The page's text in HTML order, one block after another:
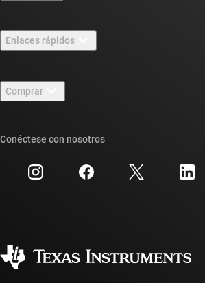
Carreras laborales
Sala de redacción
Eventos
Relaciones con los inversionistas
Enlaces rápidos
Foros de soporte de diseño de TI E2E™
Búsqueda de referencias cruzadas
Centro de atención al cliente
Preguntas frecuentes sobre la cuenta myTI
Comprar
Preguntas frecuentes sobre pedidos
Conéctese con nosotros